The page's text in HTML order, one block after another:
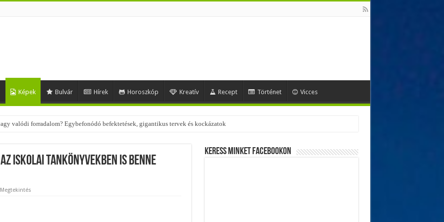
Képek Bulvár Hírek Horoszkóp Kreatív Recept Történet Vicces
nézd meg, milyen stílusokhoz illenek!
iskolai tankönyvekben is benne
Keress minket Facebookon